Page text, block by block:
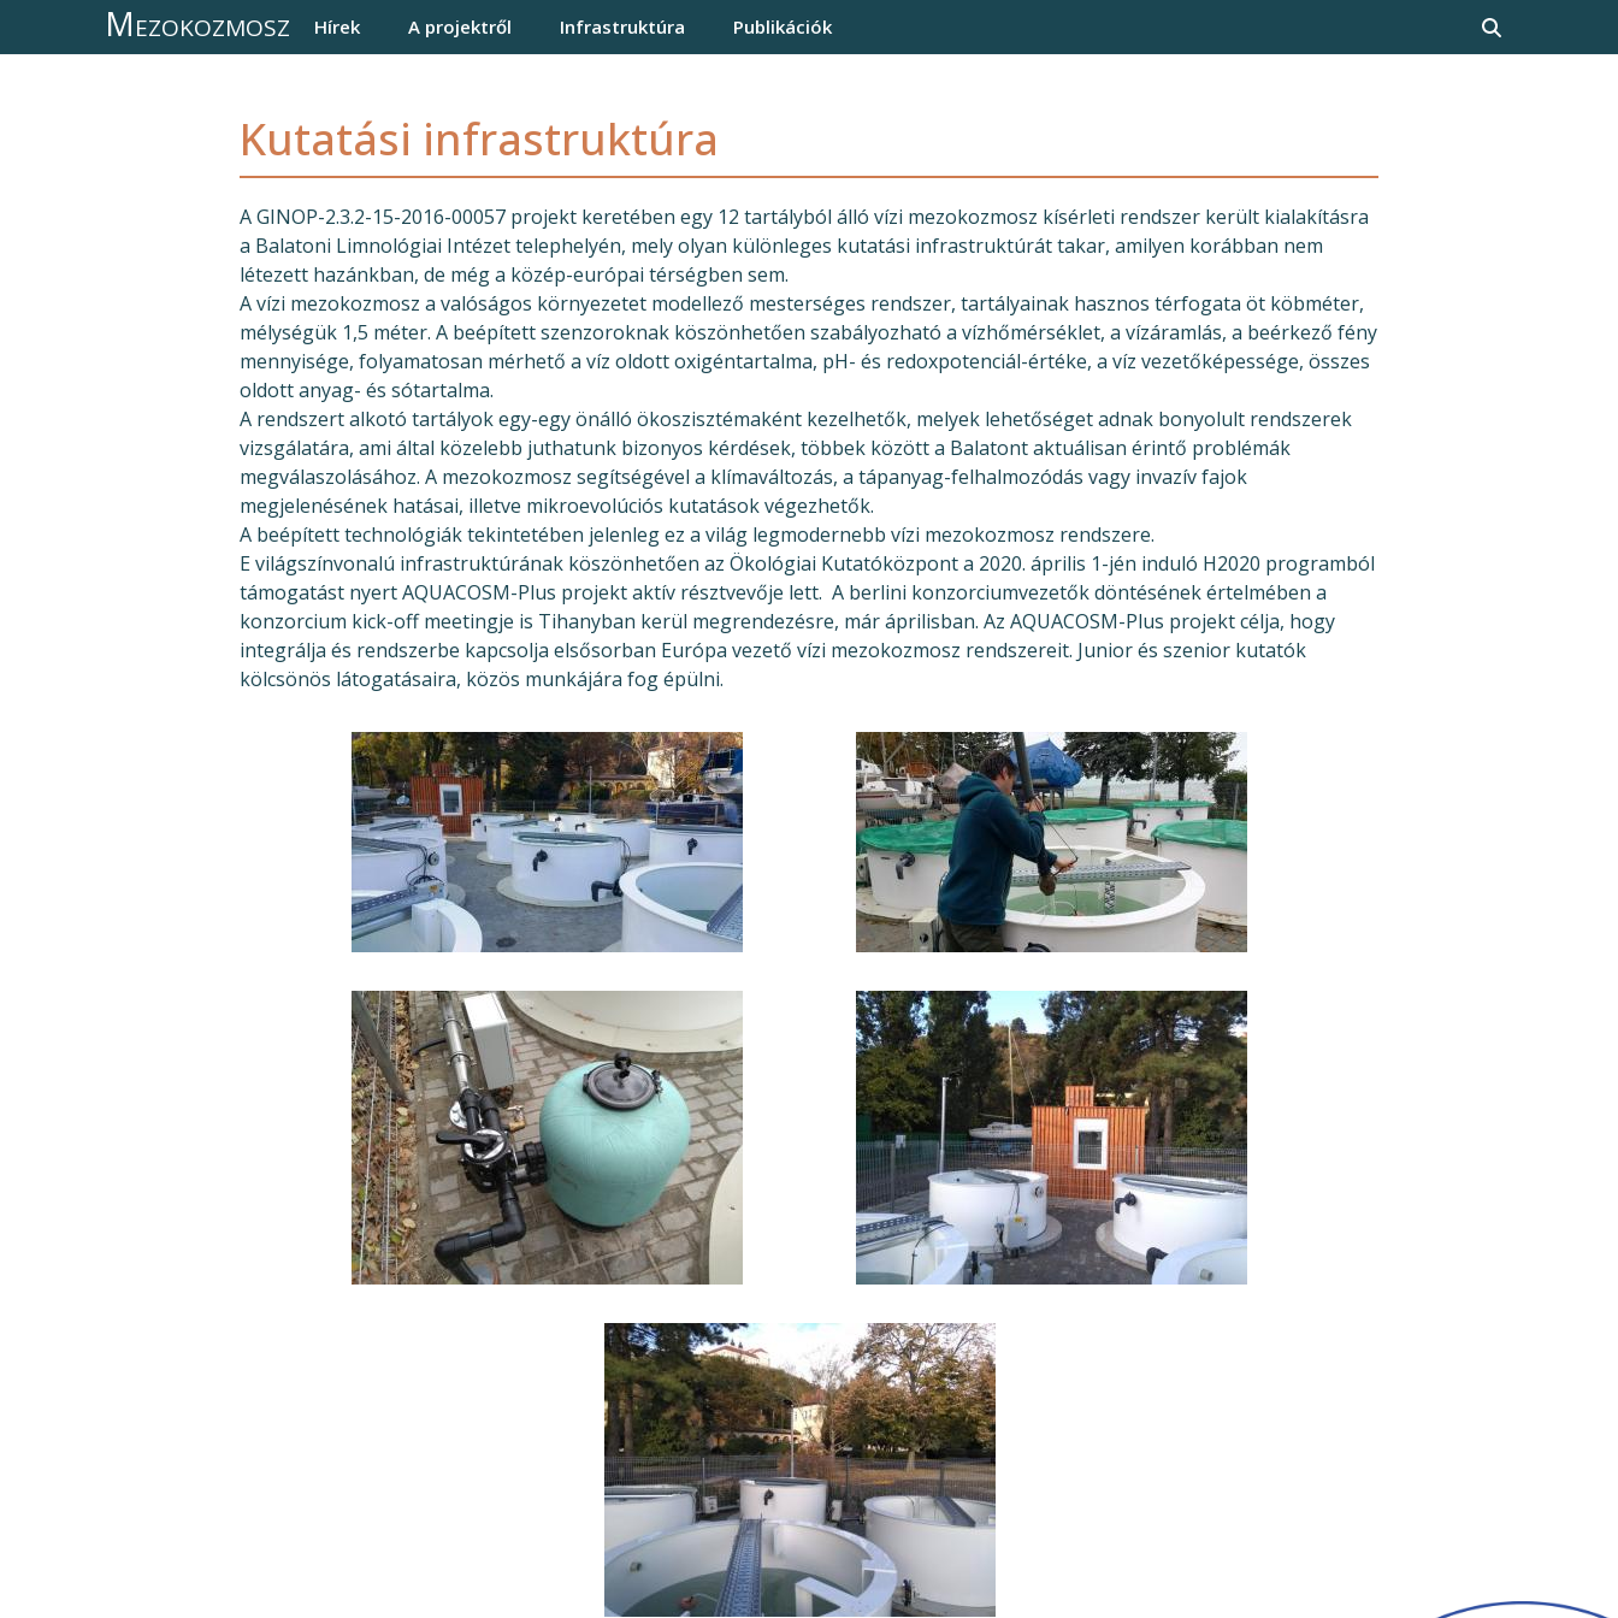
Ugrás a tartalomraMezokozmosz Main navigation
Hírek A projektről Infrastruktúra Publikációk
Kutatási infrastruktúra
A GINOP-2.3.2-15-2016-00057 projekt keretében egy 12 tartályból álló vízi mezokozmosz kísérleti rendszer került kialakításra
a Balatoni Limnológiai Intézet telephelyén, mely olyan különleges kutatási infrastruktúrát takar, amilyen korábban nem
létezett hazánkban, de még a közép-európai térségben sem.
A vízi mezokozmosz a valóságos környezetet modellező mesterséges rendszer, tartályainak hasznos térfogata öt köbméter,
mélységük 1,5 méter. A beépített szenzoroknak köszönhetően szabályozható a vízhőmérséklet, a vízáramlás, a beérkező fény
mennyisége, folyamatosan mérhető a víz oldott oxigéntartalma, pH- és redoxpotenciál-értéke, a víz vezetőképessége, összes
oldott anyag- és sótartalma.
A rendszert alkotó tartályok egy-egy önálló ökoszisztémaként kezelhetők, melyek lehetőséget adnak bonyolult rendszerek
vizsgálatára, ami által közelebb juthatunk bizonyos kérdések, többek között a Balatont aktuálisan érintő problémák
megválaszolásához. A mezokozmosz segítségével a klímaváltozás, a tápanyag-felhalmozódás vagy invazív fajok
megjelenésének hatásai, illetve mikroevolúciós kutatások végezhetők.
A beépített technológiák tekintetében jelenleg ez a világ legmodernebb vízi mezokozmosz rendszere.
E világszínvonalú infrastruktúrának köszönhetően az Ökológiai Kutatóközpont a 2020. április 1-jén induló H2020 programból
támogatást nyert AQUACOSM-Plus projekt aktív résztvevője lett. A berlini konzorciumvezetők döntésének értelmében a
konzorcium kick-off meetingje is Tihanyban kerül megrendezésre, már áprilisban. Az AQUACOSM-Plus projekt célja, hogy
integrálja és rendszerbe kapcsolja elsősorban Európa vezető vízi mezokozmosz rendszereit. Junior és szenior kutatók
kölcsönös látogatásaira, közös munkájára fog épülni.